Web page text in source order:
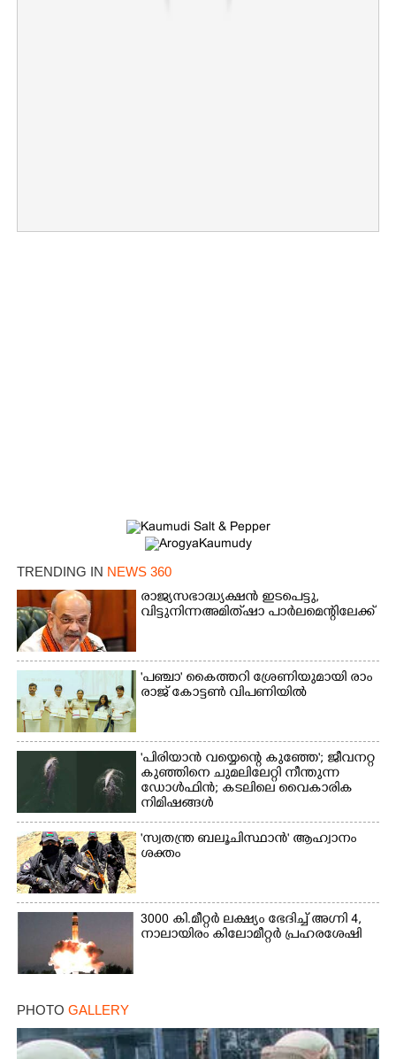
TRENDING IN NEWS 360
രാജ്യസഭാദ്ധ്യക്ഷൻ ഇടപെട്ടു,
വിട്ടുനിന്ന അമിത് ഷാ പാർലമെന്റിലേക്ക്
'​പ​ഞ്ചാ​'​ ​കൈ​ത്ത​റി​ ​ശ്രേ​ണി​യു​മാ​യി​ ​രാം​
രാ​ജ് ​കോ​ട്ടൺ വിപണിയിൽ
'പിരിയാൻ വയ്യെന്റെ കുഞ്ഞേ'; ജീവനറ്റ
കുഞ്ഞിനെ ചുമലിലേറ്റി നീന്തുന്ന
ഡോൾഫിൻ; കടലിലെ വൈകാരിക
നിമിഷങ്ങൾ
'സ്വതന്ത്ര ബലൂചിസ്ഥാൻ' ആഹ്വാനം
ശക്തം
3000 കി.മീറ്റർ ലക്ഷ്യം ഭേദിച്ച് അഗ്നി 4,
നാലായിരം കിലോമീറ്റർ പ്രഹരശേഷി
PHOTO GALLERY